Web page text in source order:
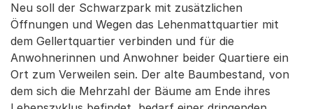
Neu soll der Schwarzpark mit zusätzlichen
Öffnungen und Wegen das Lehenmattquartier mit
dem Gellertquartier verbinden und für die
Anwohnerinnen und Anwohner beider Quartiere ein
Ort zum Verweilen sein. Der alte Baumbestand, von
dem sich die Mehrzahl der Bäume am Ende ihres